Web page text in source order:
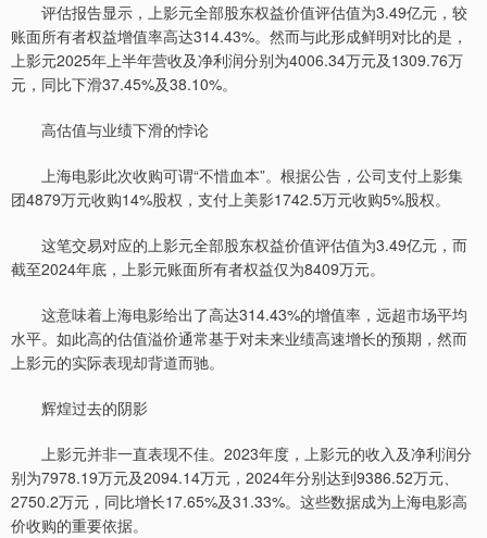
评估报告显示，上影元全部股东权益价值评估值为3.49亿元，较
账面所有者权益增值率高达314.43%。然而与此形成鲜明对比的是，
上影元2025年上半年营收及净利润分别为4006.34万元及1309.76万
元，同比下滑37.45%及38.10%。
高估值与业绩下滑的悖论
上海电影此次收购可谓“不惜血本”。根据公告，公司支付上影集
团4879万元收购14%股权，支付上美影1742.5万元收购5%股权。
这笔交易对应的上影元全部股东权益价值评估值为3.49亿元，而
截至2024年底，上影元账面所有者权益仅为8409万元。
这意味着上海电影给出了高达314.43%的增值率，远超市场平均
水平。如此高的估值溢价通常基于对未来业绩高速增长的预期，然而
上影元的实际表现却背道而驰。
辉煌过去的阴影
上影元并非一直表现不佳。2023年度，上影元的收入及净利润分
别为7978.19万元及2094.14万元，2024年分别达到9386.52万元、
2750.2万元，同比增长17.65%及31.33%。这些数据成为上海电影高
价收购的重要依据。